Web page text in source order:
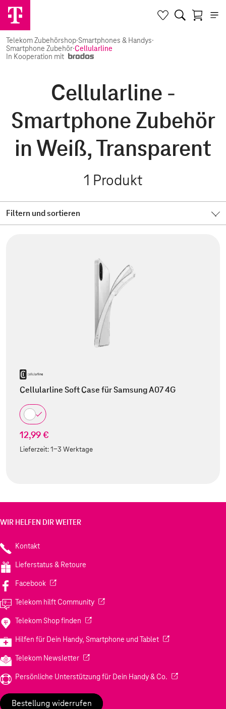
Telekom Zubehörshop·Smartphones & Handys·
Smartphone Zubehör·Cellularline
In Kooperation mit
Cellularline -
Smartphone Zubehör
in Weiß, Transparent
1 Produkt
Filtern und sortieren
Cellularline Soft Case für Samsung A07 4G
12,99 €
Lieferzeit:1-3 Werktage
WIR HELFEN DIR WEITER
Kontakt
Lieferstatus & Retoure
Facebook(Wird in einem neuen Tab geöffnet)
Telekom hilft Community(Wird in einem neuen Tab geöffnet)
Telekom Shop finden (Wird in einem neuen Tab geöffnet)
Hilfen für Dein Handy, Smartphone und Tablet(Wird in einem
Telekom Newsletter(Wird in einem neuen Tab geöffnet)
Persönliche Unterstützung für Dein Handy & Co. (Wird in einem
Bestellung widerrufen